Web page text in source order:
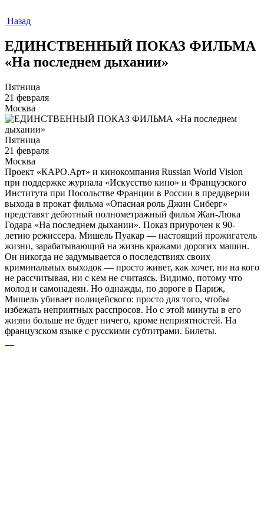
Назад
ЕДИНСТВЕННЫЙ ПОКАЗ ФИЛЬМА
«На последнем дыхании»
Пятница
21 февраля
Москва
Пятница
21 февраля
Москва
Проект «КАРО.Арт» и кинокомпания Russian World Vision
при поддержке журнала «Искусство кино» и Французского
Института при Посольстве Франции в России в преддверии
выхода в прокат фильма «Опасная роль Джин Сиберг»
представят дебютный полнометражный фильм Жан-Люка
Годара «На последнем дыхании». Показ приурочен к 90-
летию режиссера. Мишель Пуакар — настоящий прожигатель
жизни, зарабатывающий на жизнь кражами дорогих машин.
Он никогда не задумывается о последствиях своих
криминальных выходок — просто живет, как хочет, ни на кого
не рассчитывая, ни с кем не считаясь. Видимо, потому что
молод и самонадеян. Но однажды, по дороге в Париж,
Мишель убивает полицейского: просто для того, чтобы
избежать неприятных расспросов. Но с этой минуты в его
жизни больше не будет ничего, кроме неприятностей. На
французском языке с русскими субтитрами. Билеты.